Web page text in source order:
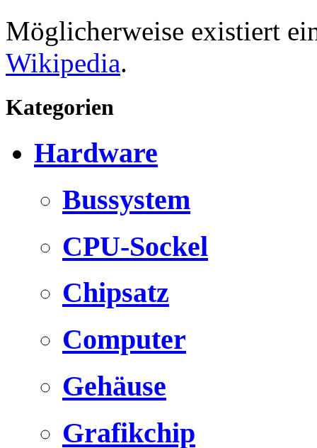
Möglicherweise existiert
Wikipedia.
Kategorien
Hardware
Bussystem
CPU-Sockel
Chipsatz
Computer
Gehäuse
Grafikchip